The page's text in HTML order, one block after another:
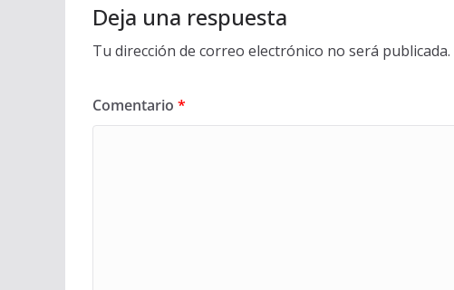
Deja una respuesta
Tu dirección de correo electrónico no será publicada.
Comentario *